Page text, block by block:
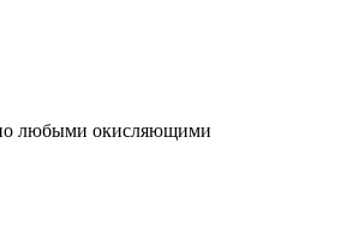
любыми окисляющими